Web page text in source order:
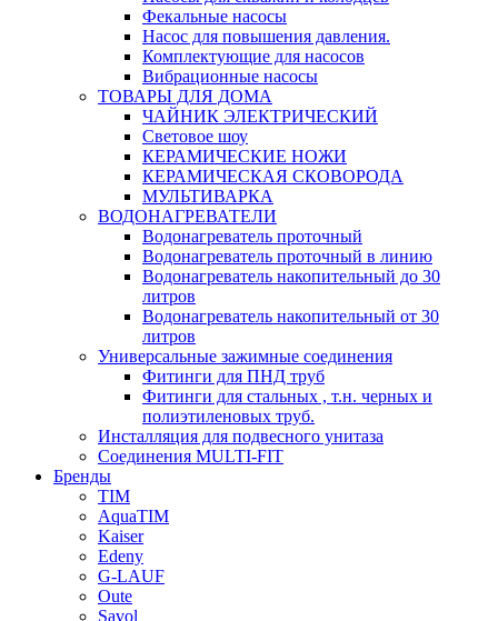
Фекальные насосы
Насос для повышения давления.
Комплектующие для насосов
Вибрационные насосы
ТОВАРЫ ДЛЯ ДОМА
ЧАЙНИК ЭЛЕКТРИЧЕСКИЙ
Световое шоу
КЕРАМИЧЕСКИЕ НОЖИ
КЕРАМИЧЕСКАЯ СКОВОРОДА
МУЛЬТИВАРКА
ВОДОНАГРЕВАТЕЛИ
Водонагреватель проточный
Водонагреватель проточный в линию
Водонагреватель накопительный до 30
литров
Водонагреватель накопительный от 30
литров
Универсальные зажимные соединения
Фитинги для ПНД труб
Фитинги для стальных , т.н. черных и
полиэтиленовых труб.
Инсталляция для подвесного унитаза
Соединения MULTI-FIT
Бренды
TIM
AquaTIM
Kaiser
Edeny
G-LAUF
Oute
Savol